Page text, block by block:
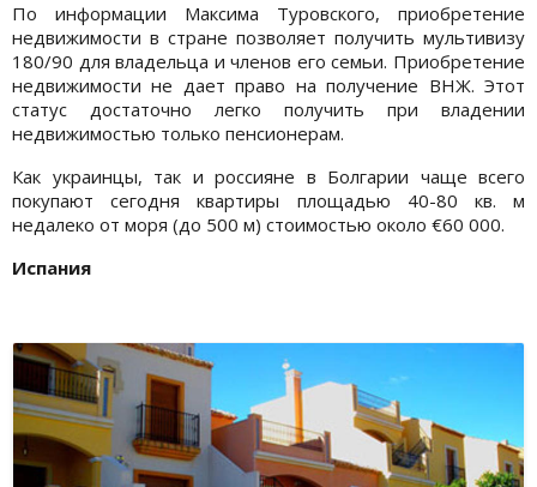
По информации Максима Туровского, приобретение
недвижимости в стране позволяет получить мультивизу
180/90 для владельца и членов его семьи. Приобретение
недвижимости не дает право на получение ВНЖ. Этот
статус достаточно легко получить при владении
недвижимостью только пенсионерам.
Как украинцы, так и россияне в Болгарии чаще всего
покупают сегодня квартиры площадью 40-80 кв. м
недалеко от моря (до 500 м) стоимостью около €60 000.
Испания